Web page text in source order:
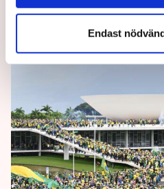
Endast
3 years ago | Av: TT